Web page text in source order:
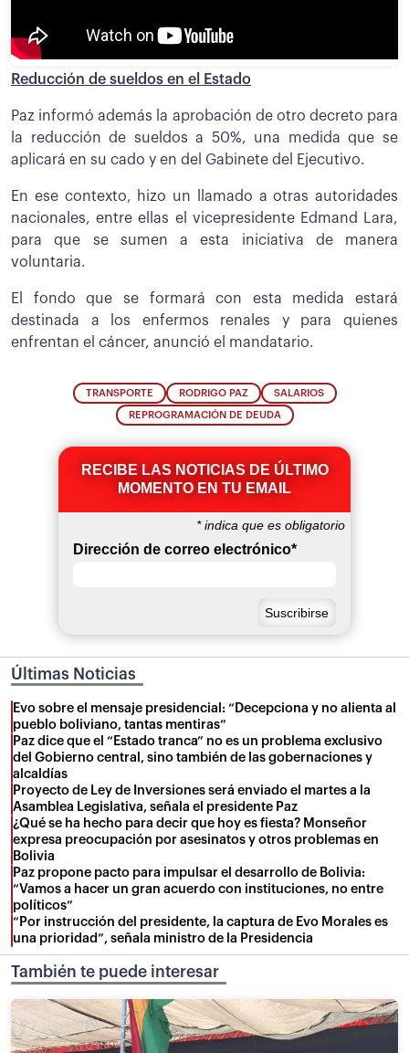
Reducción de sueldos en el Estado
Paz informó además la aprobación de otro decreto para
la reducción de sueldos a 50%, una medida que se
aplicará en su cado y en del Gabinete del Ejecutivo.
En ese contexto, hizo un llamado a otras autoridades
nacionales, entre ellas el vicepresidente Edmand Lara,
para que se sumen a esta iniciativa de manera
voluntaria.
El fondo que se formará con esta medida estará
destinada a los enfermos renales y para quienes
enfrentan el cáncer, anunció el mandatario.
TRANSPORTE RODRIGO PAZ SALARIOS
REPROGRAMACIÓN DE DEUDA
RECIBE LAS NOTICIAS DE ÚLTIMO
MOMENTO EN TU EMAIL
*indica que es obligatorio
Dirección de correo electrónico*
Últimas Noticias
Evo sobre el mensaje presidencial: “Decepciona y no alienta al
pueblo boliviano, tantas mentiras”
Paz dice que el “Estado tranca” no es un problema exclusivo
del Gobierno central, sino también de las gobernaciones y
alcaldías
Proyecto de Ley de Inversiones será enviado el martes a la
Asamblea Legislativa, señala el presidente Paz
¿Qué se ha hecho para decir que hoy es fiesta? Monseñor
expresa preocupación por asesinatos y otros problemas en
Bolivia
Paz propone pacto para impulsar el desarrollo de Bolivia:
“Vamos a hacer un gran acuerdo con instituciones, no entre
políticos”
“Por instrucción del presidente, la captura de Evo Morales es
una prioridad”, señala ministro de la Presidencia
También te puede interesar